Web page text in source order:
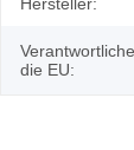
die EU: